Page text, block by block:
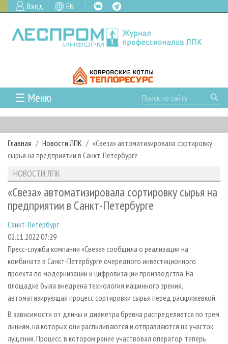
Вход EN
☰ Меню
ГЛАВНАЯ
РУБРИКИ И ТЕМЫ
РУБРИКИ ЖУРНАЛА
ЛЕСОЗАГОТОВКА
ЛЕСОПИЛЕНИЕ
СУШКА ДРЕВЕСИНЫ
ПРОИЗВОДСТВО ДРЕВЕСНЫХ ПЛИТ
ДЕРЕВЯННОЕ ДОМОСТРОЕНИЕ
ПРОИЗВОДСТВО МЕБЕЛИ
БИОЭНЕРГЕТИКА
ЦБП
ИНСТРУМЕНТ И МАТЕРИАЛЫ
НОВОСТИ
НОВОСТИ ЛПК
НОВОСТИ ЖУРНАЛА
ПРОЕКТЫ ЛПИ
АНАЛИТИКА
ПРЕДПРИЯТИЯ ЛПК
ПЕРСОНЫ
МОБИЛЬНЫЕ ВЫСТАВКИ
ОФИЦИАЛЬНЫЕ ДЕЛЕГАЦИИ
ПРИОРИТЕТНЫЕ ИНВЕСТПРОЕКТЫ
RUSSIAN FORESTRY REVIEW
ГАЗЕТА ЛЕСПРОМФОРУМ
БИБЛИОТЕКА СПЕЦИАЛИСТА
АРХИВ
АРХИВ ЖУРНАЛОВ
О ЖУРНАЛЕ
ПОДПИСКА
КОНТАКТЫ
РЕКЛАМОДАТЕЛЯМ
РЕКЛАМА
РЕКЛАМА НА САЙТЕ
Главная Новости ЛПК
«Свеза» автоматизировала сортировку
сырья на предприятии в Санкт-Петербурге
НОВОСТИ ЛПК
«Свеза» автоматизировала сортировку сырья на
предприятии в Санкт-Петербурге
Санкт-Петербург
02.11.2022 07:29
Пресс-служба компании «Свеза» сообщила о реализации на
комбинате в Санкт-Петербурге очередного инвестиционного
проекта по модернизации и цифровизации производства. На
площадке была внедрена технология машинного зрения,
автоматизирующая процесс сортировки сырья перед раскряжевкой.
В зависимости от длины и диаметра бревна распределяется по трем
линиям, на которых они распиливаются и отправляются на участок
лущения. Процесс, в котором ранее участвовал оператор, теперь